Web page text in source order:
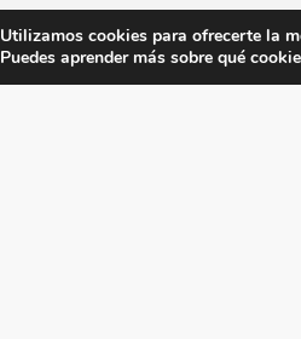
Utilizamos cookies para ofrecerte la
Puedes aprender más sobre qué